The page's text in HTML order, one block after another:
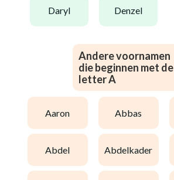
daryl denzel
Andere voornamen
die beginnen met de
letter A
aaron abbas
abdel abdelkader